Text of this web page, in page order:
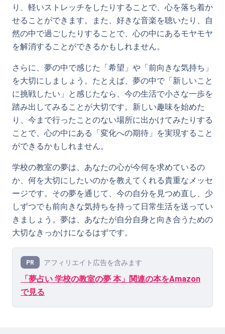
り、軽いストレッチをしたりすることで、心を落ち着か
せることができます。また、好きな音楽を聴いたり、自
然の中で過ごしたりすることで、心の中にあるモヤモヤ
を解消することができるかもしれません。
さらに、夢の中で感じた「希望」や「前向きな気持ち」
を大切にしましょう。たとえば、夢の中で「新しいこと
に挑戦したい」と感じたなら、今の生活で小さな一歩を
踏み出してみることが大切です。新しい趣味を始めた
り、今まで行ったことのない場所に出かけてみたりする
ことで、心の中にある「変化への期待」を実現すること
ができるかもしれません。
学校の教室の夢は、あなたの心が今何を求めているの
か、何を大切にしたいのかを教えてくれる貴重なメッセ
ージです。その夢を通じて、今の自分を見つめ直し、少
しずつでも前向きな気持ちを持って日常生活を送ってい
きましょう。夢は、あなたが自分自身と向き合うための
大切なきっかけになるはずです。
PR アフィリエイト広告を含みます
「夢占い 学校の教室の夢 本」関連の本をAmazon
で見る